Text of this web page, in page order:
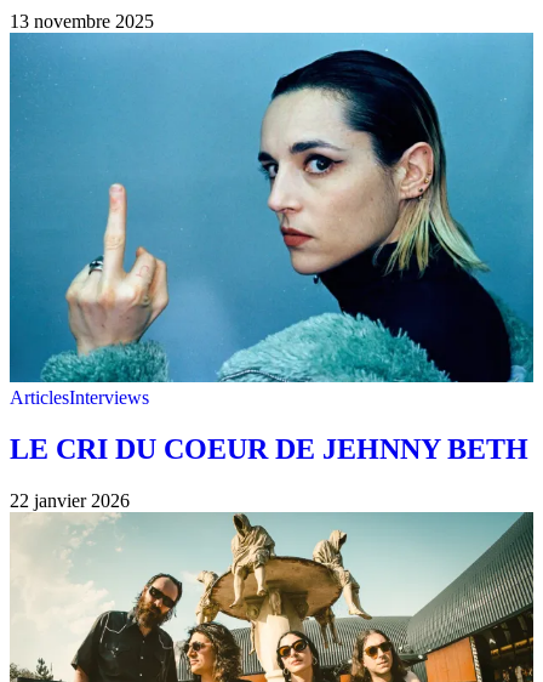
13 novembre 2025
ArticlesInterviews
LE CRI DU COEUR DE JEHNNY BETH
22 janvier 2026